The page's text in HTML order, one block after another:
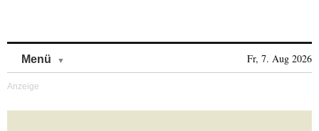
Menü Fr, 7. Aug 2026